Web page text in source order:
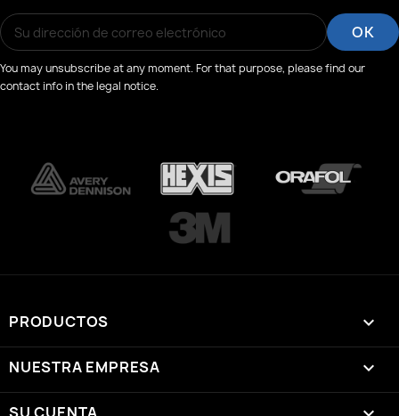
You may unsubscribe at any moment. For that purpose, please find our
contact info in the legal notice.
PRODUCTOS 
NUESTRA EMPRESA 